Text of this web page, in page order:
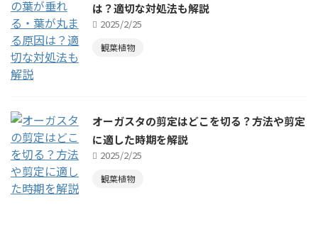
は？適切な対処法も解説
2025/2/25
観葉植物
オーガスタの剪定はどこを切る？方法や剪定
に適した時期を解説
2025/2/25
観葉植物